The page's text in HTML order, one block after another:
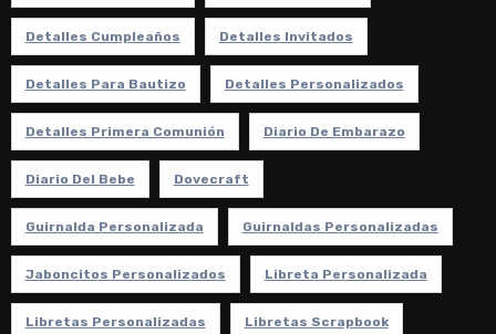
Detalles Cumpleaños Detalles Invitados
Detalles Para Bautizo Detalles Personalizados
Detalles Primera Comunión Diario De Embarazo
Diario Del Bebe Dovecraft
Guirnalda Personalizada Guirnaldas Personalizadas
Jaboncitos Personalizados Libreta Personalizada
Libretas Personalizadas Libretas Scrapbook